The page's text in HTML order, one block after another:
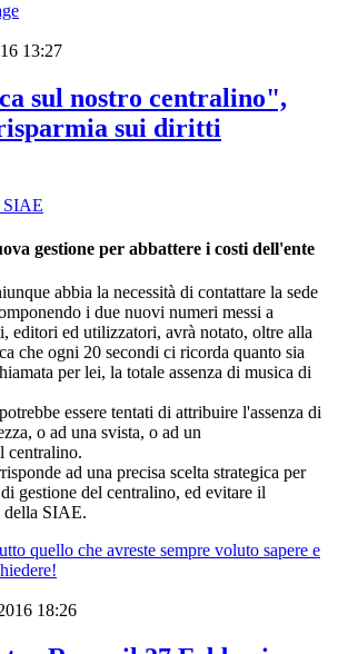
13:27
sul nostro centralino",
sui diritti
gestione per abbattere i costi dell'ente
abbia la necessità di contattare la sede
i due nuovi numeri messi a
editori ed utilizzatori, avrà notato, oltre alla
che ogni 20 secondi ci ricorda quanto sia
per lei, la totale assenza di musica di
essere tentati di attribuire l'assenza di
o ad una svista, o ad un
centralino.
ad una precisa scelta strategica per
gestione del centralino, ed evitare il
della SIAE.
quello che avreste sempre voluto sapere e
18:26